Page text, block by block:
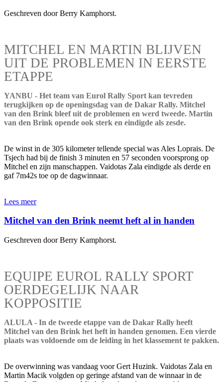
Geschreven door Berry Kamphorst.
MITCHEL EN MARTIN BLIJVEN
UIT DE PROBLEMEN IN EERSTE
ETAPPE
YANBU - Het team van Eurol Rally Sport kan tevreden
terugkijken op de openingsdag van de Dakar Rally. Mitchel
van den Brink bleef uit de problemen en werd tweede. Martin
van den Brink opende ook sterk en eindigde als zesde.
De winst in de 305 kilometer tellende special was Ales Loprais. De
Tsjech had bij de finish 3 minuten en 57 seconden voorsprong op
Mitchel en zijn manschappen. Vaidotas Zala eindigde als derde en
gaf 7m42s toe op de dagwinnaar.
Lees meer
Mitchel van den Brink neemt heft al in handen
Geschreven door Berry Kamphorst.
EQUIPE EUROL RALLY SPORT
OERDEGELIJK NAAR
KOPPOSITIE
ALULA - In de tweede etappe van de Dakar Rally heeft
Mitchel van den Brink het heft in handen genomen. Een vierde
plaats was voldoende om de leiding in het klassement te pakken.
De overwinning was vandaag voor Gert Huzink. Vaidotas Zala en
Martin Macik volgden op geringe afstand van de winnaar in de